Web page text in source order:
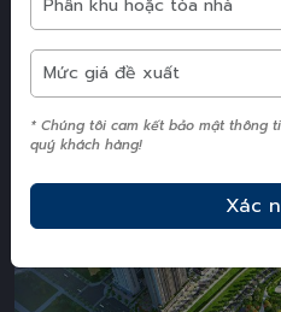
* Chúng tôi cam kết bảo mật thông
quý khách hàng!